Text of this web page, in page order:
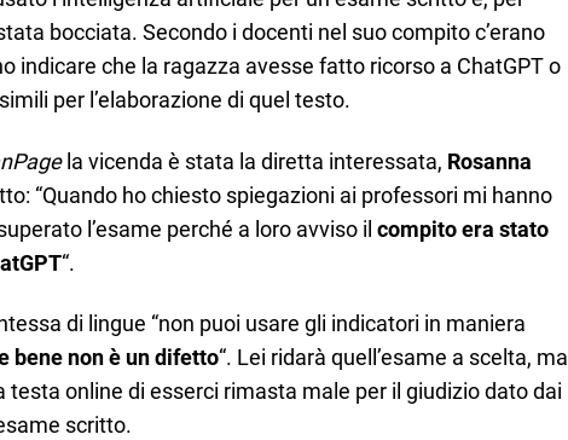
bocciata. Secondo i docenti nel suo compito c’erano
indicare che la ragazza avesse fatto ricorso a ChatGPT o
per l’elaborazione di quel testo.
la vicenda è stata la diretta interessata, Rosanna
“Quando ho chiesto spiegazioni ai professori mi hanno
l’esame perché a loro avviso il compito era stato
“.
di lingue “non puoi usare gli indicatori in maniera
bene non è un difetto“. Lei ridarà quell’esame a scelta, ma
testa online di esserci rimasta male per il giudizio dato dai
scritto.